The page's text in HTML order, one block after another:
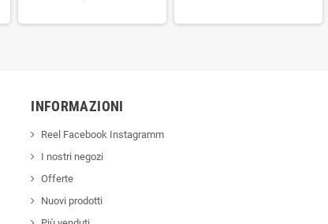
INFORMAZIONI
Reel Facebook Instagramm
I nostri negozi
Offerte
Nuovi prodotti